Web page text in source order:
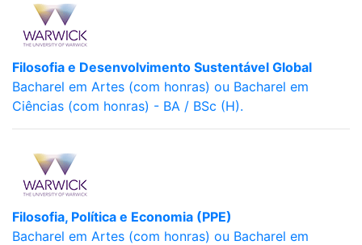
Filosofia e Desenvolvimento Sustentável Global
Bacharel em Artes (com honras) ou Bacharel em
Ciências (com honras) - BA / BSc (H).
Filosofia, Política e Economia (PPE)
Bacharel em Artes (com honras) ou Bacharel em